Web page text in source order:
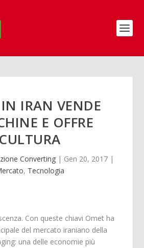
IRAN VENDE
E OFFRE
CULTURA
Converting| Gen 20, 2017|
, Tecnologia
Con queste chiavi Omet ha
del mercato iraniano della
una delle economie più